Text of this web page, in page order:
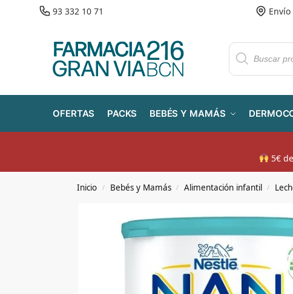
93 332 10 71
OFERTAS PACKS BEBÉS Y MAMÁS
5€
Inicio / Bebés y Mamás / Alimentación infantil /